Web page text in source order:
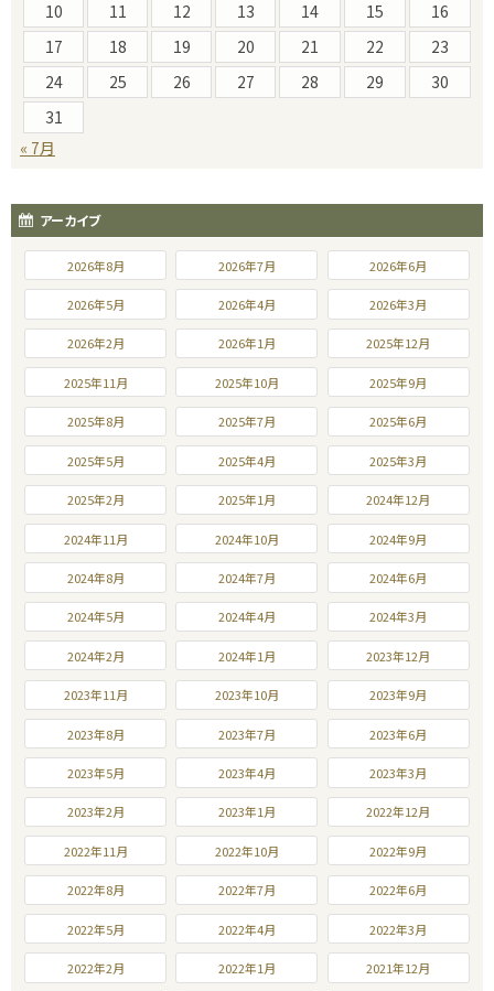
10 11 12 13 14 15
16
17
18 19 20 21 22
23
24
25 26 27 28 29
30
31
« 7月
アーカイブ
2026年8月 2026年7月 2026年6月
2026年5月 2026年4月 2026年3月
2026年2月 2026年1月 2025年12月
2025年11月 2025年10月 2025年9月
2025年8月 2025年7月 2025年6月
2025年5月 2025年4月 2025年3月
2025年2月 2025年1月 2024年12月
2024年11月 2024年10月 2024年9月
2024年8月 2024年7月 2024年6月
2024年5月 2024年4月 2024年3月
2024年2月 2024年1月 2023年12月
2023年11月 2023年10月 2023年9月
2023年8月 2023年7月 2023年6月
2023年5月 2023年4月 2023年3月
2023年2月 2023年1月 2022年12月
2022年11月 2022年10月 2022年9月
2022年8月 2022年7月 2022年6月
2022年5月 2022年4月 2022年3月
2022年2月 2022年1月 2021年12月